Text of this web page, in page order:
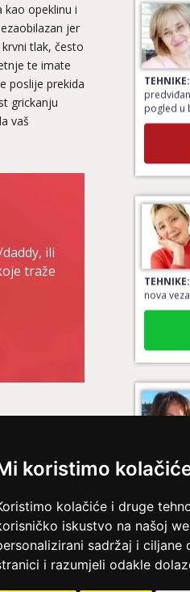
koristimo
kolačiće i druge
iskustvo na našoj
sadržaj i ciljane
i razumjeli odakle
kao opeklinu i
jer
tlak, često
te imate
poslije prekida
grickanju
vaš
ili
traže
TEHNIKE:
pogled u
TEHNIKE:
nova
TEHNIKE: